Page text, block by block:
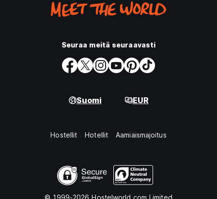
Seuraa meitä seuraavasti
Suomi EUR
Hostellit Hotellit Aamiaismajoitus
© 1999-2026 Hostelworld.com Limited